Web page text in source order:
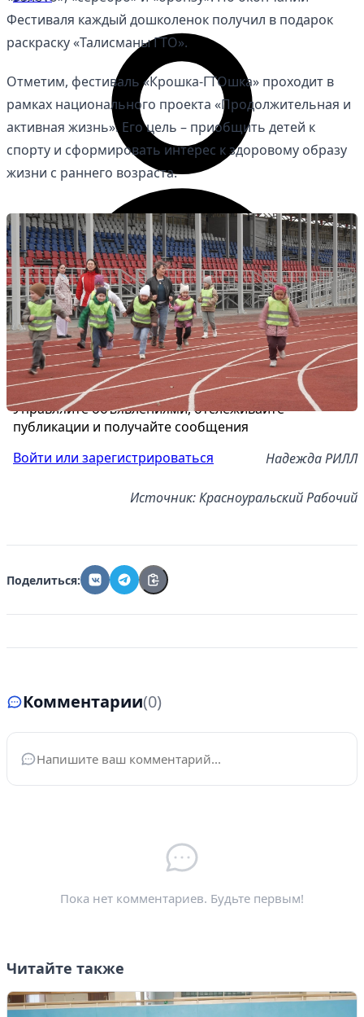
Личный кабинет
Управляйте объявлениями, отслеживайте
публикации и получайте сообщения
Войти или зарегистрироваться
Фестиваля каждый дошколенок получил в подарок
раскраску «Талисманы ГТО».
Отметим, фестиваль «Крошка-ГТОшка» проходит в
рамках национального проекта «Продолжительная и
активная жизнь». Его цель – приобщить детей к
спорту и сформировать интерес к здоровому образу
жизни с раннего возраста.
Надежда РИЛЛ
Источник: Красноуральский Рабочий
Поделиться:
Комментарии(0)
Ваше имя*
Пока нет комментариев. Будьте первым!
Читайте также